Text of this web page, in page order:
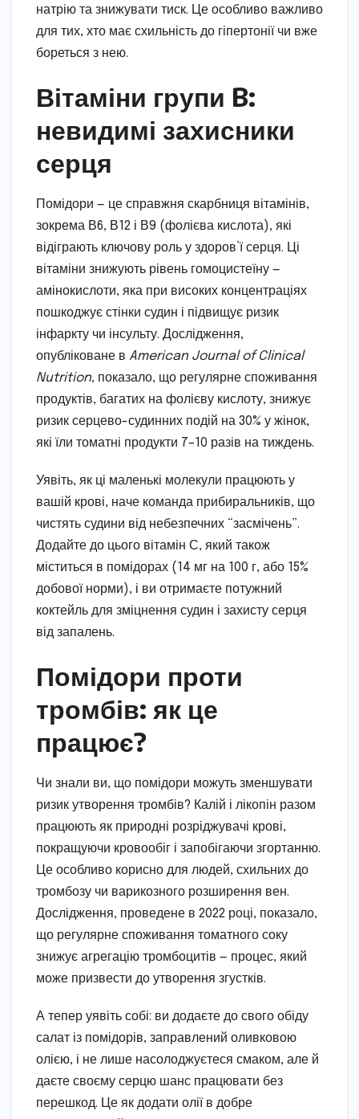
натрію та знижувати тиск. Це особливо важливо
для тих, хто має схильність до гіпертонії чи вже
бореться з нею.
Вітаміни групи B:
невидимі захисники
серця
Помідори — це справжня скарбниця вітамінів,
зокрема В6, В12 і В9 (фолієва кислота), які
відіграють ключову роль у здоров’ї серця. Ці
вітаміни знижують рівень гомоцистеїну —
амінокислоти, яка при високих концентраціях
пошкоджує стінки судин і підвищує ризик
інфаркту чи інсульту. Дослідження,
опубліковане в American Journal of Clinical
Nutrition, показало, що регулярне споживання
продуктів, багатих на фолієву кислоту, знижує
ризик серцево-судинних подій на 30% у жінок,
які їли томатні продукти 7–10 разів на тиждень.
Уявіть, як ці маленькі молекули працюють у
вашій крові, наче команда прибиральників, що
чистять судини від небезпечних “засмічень”.
Додайте до цього вітамін С, який також
міститься в помідорах (14 мг на 100 г, або 15%
добової норми), і ви отримаєте потужний
коктейль для зміцнення судин і захисту серця
від запалень.
Помідори проти
тромбів: як це
працює?
Чи знали ви, що помідори можуть зменшувати
ризик утворення тромбів? Калій і лікопін разом
працюють як природні розріджувачі крові,
покращуючи кровообіг і запобігаючи згортанню.
Це особливо корисно для людей, схильних до
тромбозу чи варикозного розширення вен.
Дослідження, проведене в 2022 році, показало,
що регулярне споживання томатного соку
знижує агрегацію тромбоцитів — процес, який
може призвести до утворення згустків.
А тепер уявіть собі: ви додаєте до свого обіду
салат із помідорів, заправлений оливковою
олією, і не лише насолоджуєтеся смаком, але й
даєте своєму серцю шанс працювати без
перешкод. Це як додати олії в добре